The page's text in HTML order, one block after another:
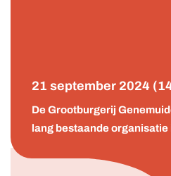
21 september 2024
De Grootburgerij
lang bestaande organisatie